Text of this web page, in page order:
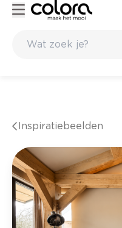
Inspiratiebeelden